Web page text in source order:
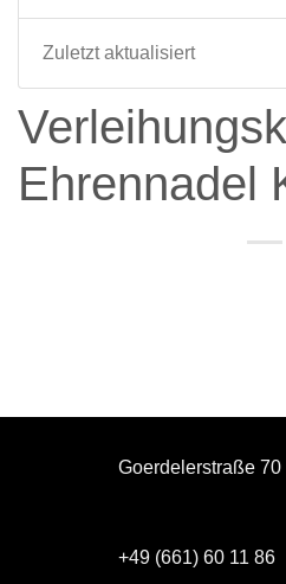
Zuletzt aktualisiert
Ehrennadel
Goerdelerstraße
+49 (661) 60 11 86